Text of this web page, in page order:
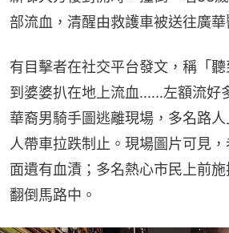
部流血，清醒由救護車被送往廣華
有目擊者在社交平台發文，稱「
到婆婆扒在地上流血‥‥‥左額流好
華裔男騎手圖逃離現場，多名路
人帶車拉跌制止。現場圖片可見
面遺有血漬；多名熱心市民上前
翻倒馬路中。